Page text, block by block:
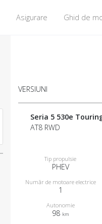
Asigurare Ghid de
VERSIUNI
Seria 5 530e
AT8 RWD
Tip propulsie
PHEV
Număr de motoare electrice
1
Autonomie
98 km